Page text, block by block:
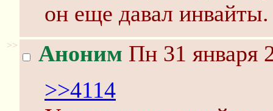
он еще давал инвайты.
>> Аноним Пн 31 января
>>4114